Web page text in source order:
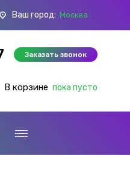
Ваш город: Москва
Заказать звонок
В корзине пока пусто